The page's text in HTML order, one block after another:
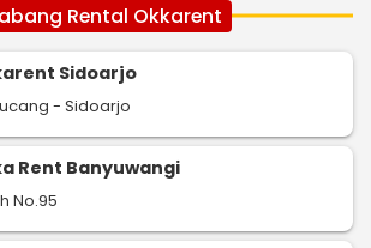
Rental Okkarent
Sidoarjo
- Sidoarjo
Rent Banyuwangi
No.95